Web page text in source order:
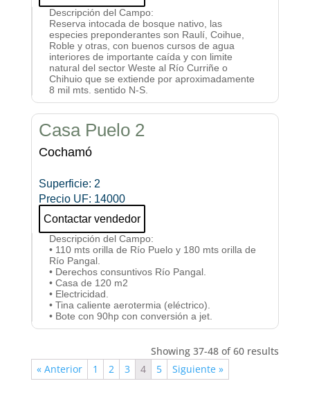
Descripción del Campo:
Reserva intocada de bosque nativo, las
especies preponderantes son Raulí, Coihue,
Roble y otras, con buenos cursos de agua
interiores de importante caída y con limite
natural del sector Weste al Río Curriñe o
Chihuio que se extiende por aproximadamente
8 mil mts. sentido N-S.
Casa Puelo 2
Cochamó
Superficie: 2
Precio UF: 14000
Contactar vendedor
Descripción del Campo:
• 110 mts orilla de Río Puelo y 180 mts orilla de
Río Pangal.
• Derechos consuntivos Río Pangal.
• Casa de 120 m2
• Electricidad.
• Tina caliente aerotermia (eléctrico).
• Bote con 90hp con conversión a jet.
Showing 37-48 of 60 results
« Anterior
1 2 3 4 5 Siguiente »